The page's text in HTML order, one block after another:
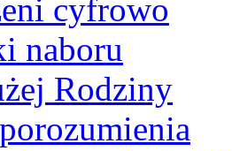
cyfrowo
naboru
Rodziny